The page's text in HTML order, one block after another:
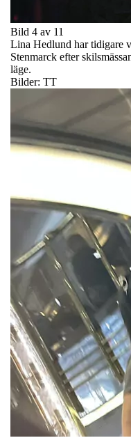
Bild 4 av 11
Lina Hedlund har tidigare
Stenmarck efter
läge.
Bilder: TT